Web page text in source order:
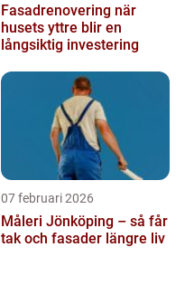
Fasadrenovering när
husets yttre blir en
långsiktig investering
07 februari 2026
Måleri Jönköping – så får
tak och fasader längre liv